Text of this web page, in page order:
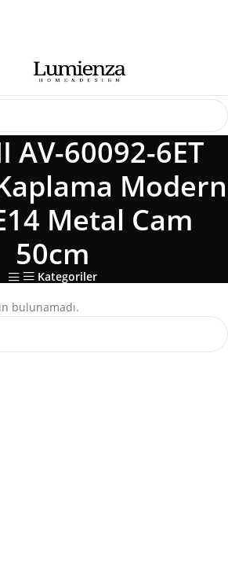
Peşin Fiyatına 3 Taksit Fırsatı
AV-60092-6ET
Modern
Metal Cam
50cm
Kategoriler
bulunamadı.